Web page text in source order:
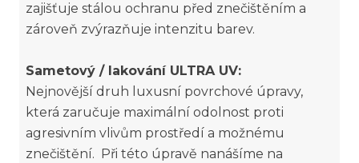
zajišťuje stálou ochranu před znečištěním a
zároveň zvýrazňuje intenzitu barev.
Sametový / lakování ULTRA UV:
Nejnovější druh luxusní povrchové úpravy,
která zaručuje maximální odolnost proti
agresivním vlivům prostředí a možnému
znečištění. Při této úpravě nanášíme na